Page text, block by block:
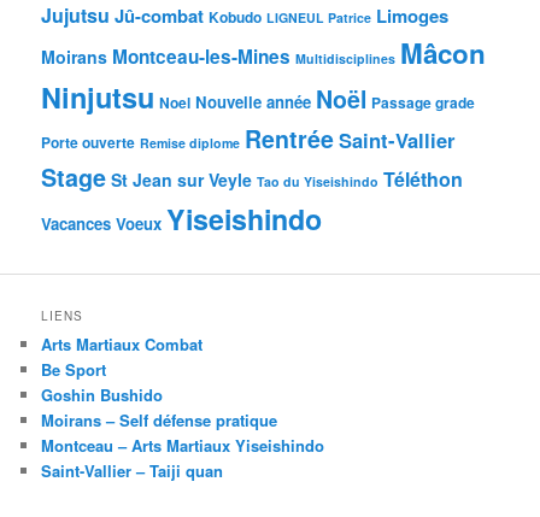
Jujutsu Jû-combat Kobudo LIGNEUL Patrice Limoges
Moirans Montceau-les-Mines Multidisciplines Mâcon
Ninjutsu Noel Nouvelle année Noël Passage grade
Porte ouverte Remise diplome RentréeSaint-Vallier
Stage St Jean sur Veyle Tao du Yiseishindo Téléthon
Vacances Voeux Yiseishindo
LIENS
Arts Martiaux Combat
Be Sport
Goshin Bushido
Moirans – Self défense pratique
Montceau – Arts Martiaux Yiseishindo
Saint-Vallier – Taiji quan